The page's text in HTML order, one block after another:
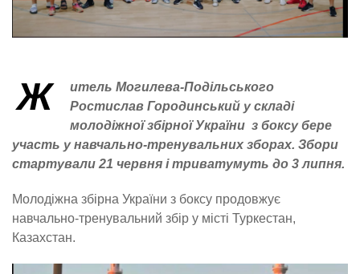
Ж
итель Могилева-Подільського
Ростислав Городинський у складі
молодіжної збірної України з боксу бере
участь у навчально-тренувальних зборах. Збори
стартували 21 червня і триватумуть до 3 липня.
Молодіжна збірна України з боксу продовжує
навчально-тренувальний збір у місті Туркестан,
Казахстан.